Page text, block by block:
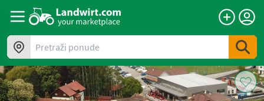
Pretraži ponude